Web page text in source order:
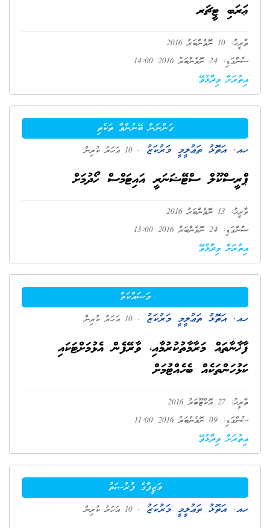
ޢަރަބި ޓީޗަރ
ތާރީޚު: 10 ނޮވެންބަރު 2016
ސުންގަޑި: 24 ނޮވެންބަރު 2016 14:00
އިތުރަށް ވިދާޅުވޭ
ގަންނަން ބޭނުންވާ ތަކެތި
ހއ. އަތޮޅު ތަޢުލީމީ މަރުކަޒު . 10 އަހަރު ކުރިން
ޕްރީސްކޫލް ސްޓޭޝަނަރީ އައިޓަމްސް ހޯދުމަށް
ތާރީޚު: 13 ނޮވެންބަރު 2016
ސުންގަޑި: 24 ނޮވެންބަރު 2016 13:00
އިތުރަށް ވިދާޅުވޭ
މަސައްކަތް
ހއ. އަތޮޅު ތަޢުލީމީ މަރުކަޒު . 10 އަހަރު ކުރިން
ފާޚާނާތައް މަރާމާތުކުރުމާއި، ވާރޭފެން އެޅުމަށްޓަކައި
ކަޅުހަންތަކެއް ބެހެއްޓުމަށް
ތާރީޚު: 27 އޮކްޓޫބަރު 2016
ސުންގަޑި: 09 ނޮވެންބަރު 2016 11:00
އިތުރަށް ވިދާޅުވޭ
ވަޒީފާގެ ފުރުޞަތު
ހއ. އަތޮޅު ތަޢުލީމީ މަރުކަޒު . 10 އަހަރު ކުރިން